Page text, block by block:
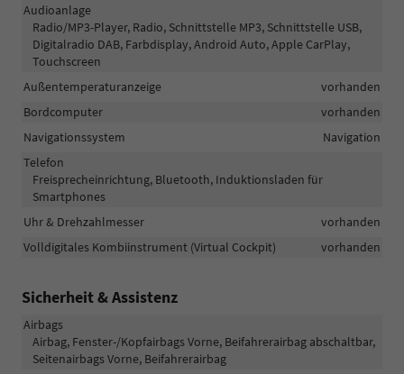
Audioanlage
Radio/MP3-Player, Radio, Schnittstelle MP3, Schnittstelle USB,
Digitalradio DAB, Farbdisplay, Android Auto, Apple CarPlay,
Touchscreen
Außentemperaturanzeige
vorhanden
Bordcomputer
vorhanden
Navigationssystem
Navigation
Telefon
Freisprecheinrichtung, Bluetooth, Induktionsladen für
Smartphones
Uhr & Drehzahlmesser
vorhanden
Volldigitales Kombiinstrument (Virtual Cockpit)
vorhanden
Sicherheit & Assistenz
Airbags
Airbag, Fenster-/Kopfairbags Vorne, Beifahrerairbag abschaltbar,
Seitenairbags Vorne, Beifahrerairbag